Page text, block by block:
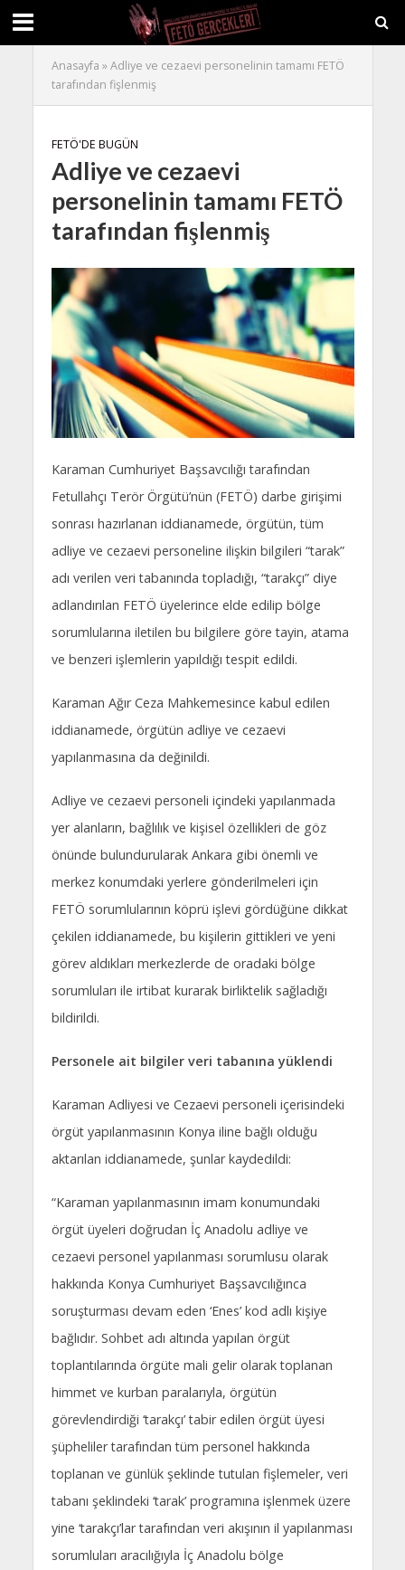
Anasayfa »Adliye ve cezaevi personelinin tamamı FETÖ
tarafından fişlenmiş
FETÖ'DE BUGÜN
Adliye ve cezaevi
personelinin tamamı FETÖ
tarafından fişlenmiş
Karaman Cumhuriyet Başsavcılığı tarafından
Fetullahçı Terör Örgütü’nün (FETÖ) darbe girişimi
sonrası hazırlanan iddianamede, örgütün, tüm
adliye ve cezaevi personeline ilişkin bilgileri “tarak”
adı verilen veri tabanında topladığı, “tarakçı” diye
adlandırılan FETÖ üyelerince elde edilip bölge
sorumlularına iletilen bu bilgilere göre tayin, atama
ve benzeri işlemlerin yapıldığı tespit edildi.
Karaman Ağır Ceza Mahkemesince kabul edilen
iddianamede, örgütün adliye ve cezaevi
yapılanmasına da değinildi.
Adliye ve cezaevi personeli içindeki yapılanmada
yer alanların, bağlılık ve kişisel özellikleri de göz
önünde bulundurularak Ankara gibi önemli ve
merkez konumdaki yerlere gönderilmeleri için
FETÖ sorumlularının köprü işlevi gördüğüne dikkat
çekilen iddianamede, bu kişilerin gittikleri ve yeni
görev aldıkları merkezlerde de oradaki bölge
sorumluları ile irtibat kurarak birliktelik sağladığı
bildirildi.
Personele ait bilgiler veri tabanına yüklendi
Karaman Adliyesi ve Cezaevi personeli içerisindeki
örgüt yapılanmasının Konya iline bağlı olduğu
aktarılan iddianamede, şunlar kaydedildi:
“Karaman yapılanmasının imam konumundaki
örgüt üyeleri doğrudan İç Anadolu adliye ve
cezaevi personel yapılanması sorumlusu olarak
hakkında Konya Cumhuriyet Başsavcılığınca
soruşturması devam eden ‘Enes’ kod adlı kişiye
bağlıdır. Sohbet adı altında yapılan örgüt
toplantılarında örgüte mali gelir olarak toplanan
himmet ve kurban paralarıyla, örgütün
görevlendirdiği ‘tarakçı’ tabir edilen örgüt üyesi
şüpheliler tarafından tüm personel hakkında
toplanan ve günlük şeklinde tutulan fişlemeler, veri
tabanı şeklindeki ‘tarak’ programına işlenmek üzere
yine ‘tarakçı’lar tarafından veri akışının il yapılanması
sorumluları aracılığıyla İç Anadolu bölge